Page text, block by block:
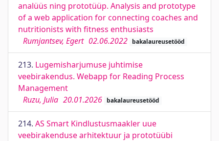
analüüs ning prototüüp. Analysis and prototype
of a web application for connecting coaches and
nutritionists with fitness enthusiasts
Rumjantsev, Egert 02.06.2022 bakalaureusetööd
213. Lugemisharjumuse juhtimise
veebirakendus. Webapp for Reading Process
Management
Ruzu, Julia 20.01.2026 bakalaureusetööd
214. AS Smart Kindlustusmaakler uue
veebirakenduse arhitektuur ja prototüübi